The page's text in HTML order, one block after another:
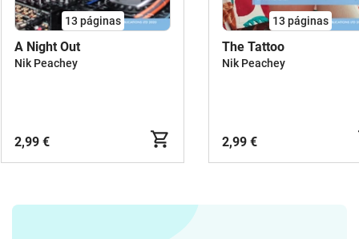
13 páginas
A Night Out
Nik Peachey
2,99 €
13 páginas
The Tattoo
Nik Peachey
2,99 €